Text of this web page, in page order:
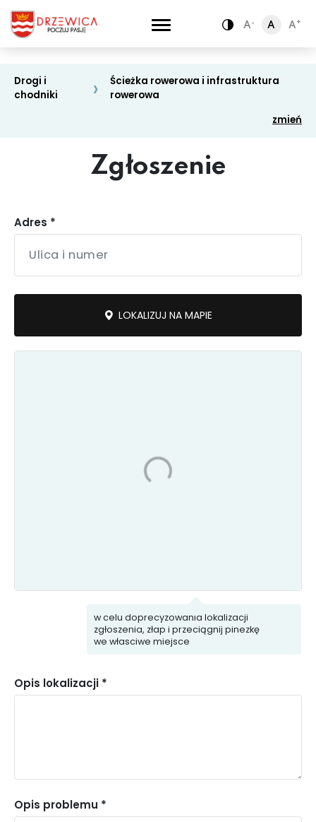
Zamiana
A - A A +
Zamiana
A - A A +
Drogi i
chodniki
Ścieżka rowerowa i infrastruktura
rowerowa
zmień
Oświata Drogi i chodniki
Społeczna
Zgłoszenie
Adres *
LOKALIZUJ NA MAPIE
w celu doprecyzowania lokalizacji
zgłoszenia, złap i przeciągnij pinezkę
we własciwe miejsce
Opis lokalizacji *
Opis problemu *